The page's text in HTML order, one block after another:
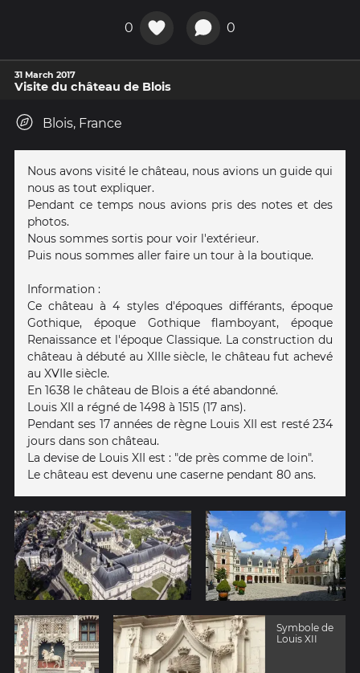
0 0
31 March 2017
Visite du château de Blois
Blois, France
Nous avons visité le château, nous avions un guide qui
nous as tout expliquer.
Pendant ce temps nous avions pris des notes et des
photos.
Nous sommes sortis pour voir l'extérieur.
Puis nous sommes aller faire un tour à la boutique.
Information :
Ce château à 4 styles d'époques différants, époque
Gothique, époque Gothique flamboyant, époque
Renaissance et l'époque Classique. La construction du
château à débuté au XIIIe siècle, le château fut achevé
au XVIIe siècle.
En 1638 le château de Blois a été abandonné.
Louis XII a régné de 1498 à 1515 (17 ans).
Pendant ses 17 années de règne Louis XII est resté 234
jours dans son château.
La devise de Louis XII est : "de près comme de loin".
Le château est devenu une caserne pendant 80 ans.
Symbole de
Louis XII